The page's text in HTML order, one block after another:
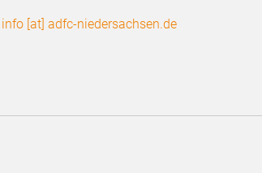
info [at] adfc-niedersachsen.de